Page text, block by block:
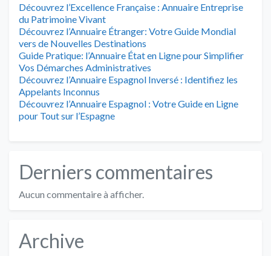
Découvrez l’Excellence Française : Annuaire Entreprise
du Patrimoine Vivant
Découvrez l’Annuaire Étranger: Votre Guide Mondial
vers de Nouvelles Destinations
Guide Pratique: l’Annuaire État en Ligne pour Simplifier
Vos Démarches Administratives
Découvrez l’Annuaire Espagnol Inversé : Identifiez les
Appelants Inconnus
Découvrez l’Annuaire Espagnol : Votre Guide en Ligne
pour Tout sur l’Espagne
Derniers commentaires
Aucun commentaire à afficher.
Archive